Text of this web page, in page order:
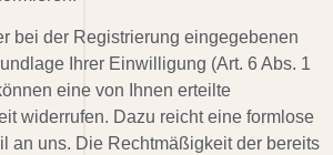
bei der Registrierung eingegebenen
Ihrer Einwilligung (Art. 6 Abs. 1
eine von Ihnen erteilte
widerrufen. Dazu reicht eine formlose
an uns. Die Rechtmäßigkeit der bereits